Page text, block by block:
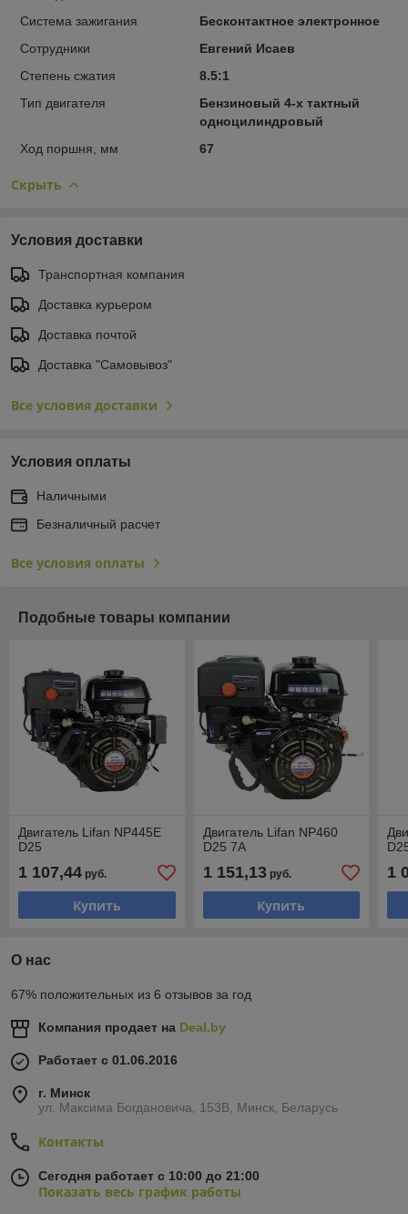
Система зажигания
Бесконтактное электронное
Сотрудники
Евгений Исаев
Степень сжатия
8.5:1
Тип двигателя
Бензиновый 4-х тактный
одноцилиндровый
Ход поршня, мм
67
Скрыть
Условия доставки
Транспортная компания
Доставка курьером
Доставка почтой
Доставка "Самовывоз"
Все условия доставки
Условия оплаты
Наличными
Безналичный расчет
Все условия оплаты
Подобные товары компании
Двигатель Lifan NP445E
D25
1 107,44 руб.
Купить
Двигатель Lifan NP460
D25 7A
1 151,13руб.
Купить
1
О нас
67% положительных из 6 отзывов за год
Компания продает на Deal.by
Работает с 01.06.2016
г. Минск
ул. Максима Богдановича, 153В, Минск, Беларусь
Контакты
Сегодня работает с 10:00 до 21:00
Показать весь график работы